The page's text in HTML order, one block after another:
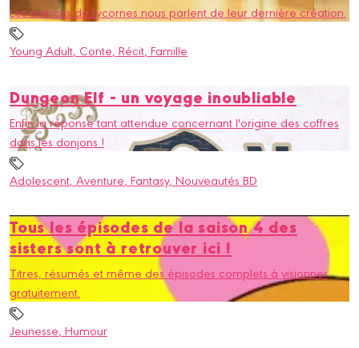
Les autrices de Lycornes nous parlent de leur dernière création.
Young Adult, Conte, Récit, Famille
Dungeon Elf - un voyage inoubliable
Enfin la réponse tant attendue concernant l'origine des coffres
dans les donjons !
Adolescent, Aventure, Fantasy, Nouveautés BD
Tous les épisodes de la saison 4 des
sisters sont à retrouver ici !
Titres, résumés et même des épisodes complets à visionner
gratuitement.
Jeunesse, Humour